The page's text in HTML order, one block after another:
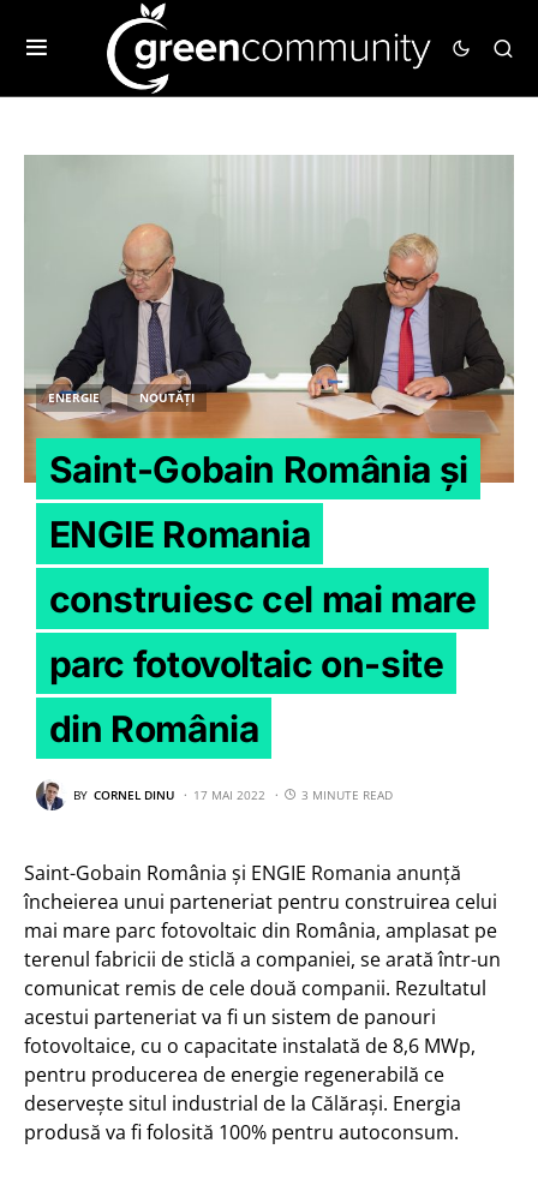
ENERGIE NOUTĂȚI
Saint-Gobain România și
ENGIE Romania
construiesc cel mai mare
parc fotovoltaic on-site
din România
BY CORNEL DINU 17 MAI 2022 3 MINUTE READ
Saint-Gobain România și ENGIE Romania anunță
încheierea unui parteneriat pentru construirea celui
mai mare parc fotovoltaic din România, amplasat pe
terenul fabricii de sticlă a companiei, se arată într-un
comunicat remis de cele două companii. Rezultatul
acestui parteneriat va fi un sistem de panouri
fotovoltaice, cu o capacitate instalată de 8,6 MWp,
pentru producerea de energie regenerabilă ce
deservește situl industrial de la Călărași. Energia
produsă va fi folosită 100% pentru autoconsum.